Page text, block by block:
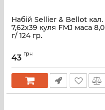
Набій Sellier & Bellot кал.
7,62x39 куля FMJ маса 8,0
г/ 124 гр.
43 грн